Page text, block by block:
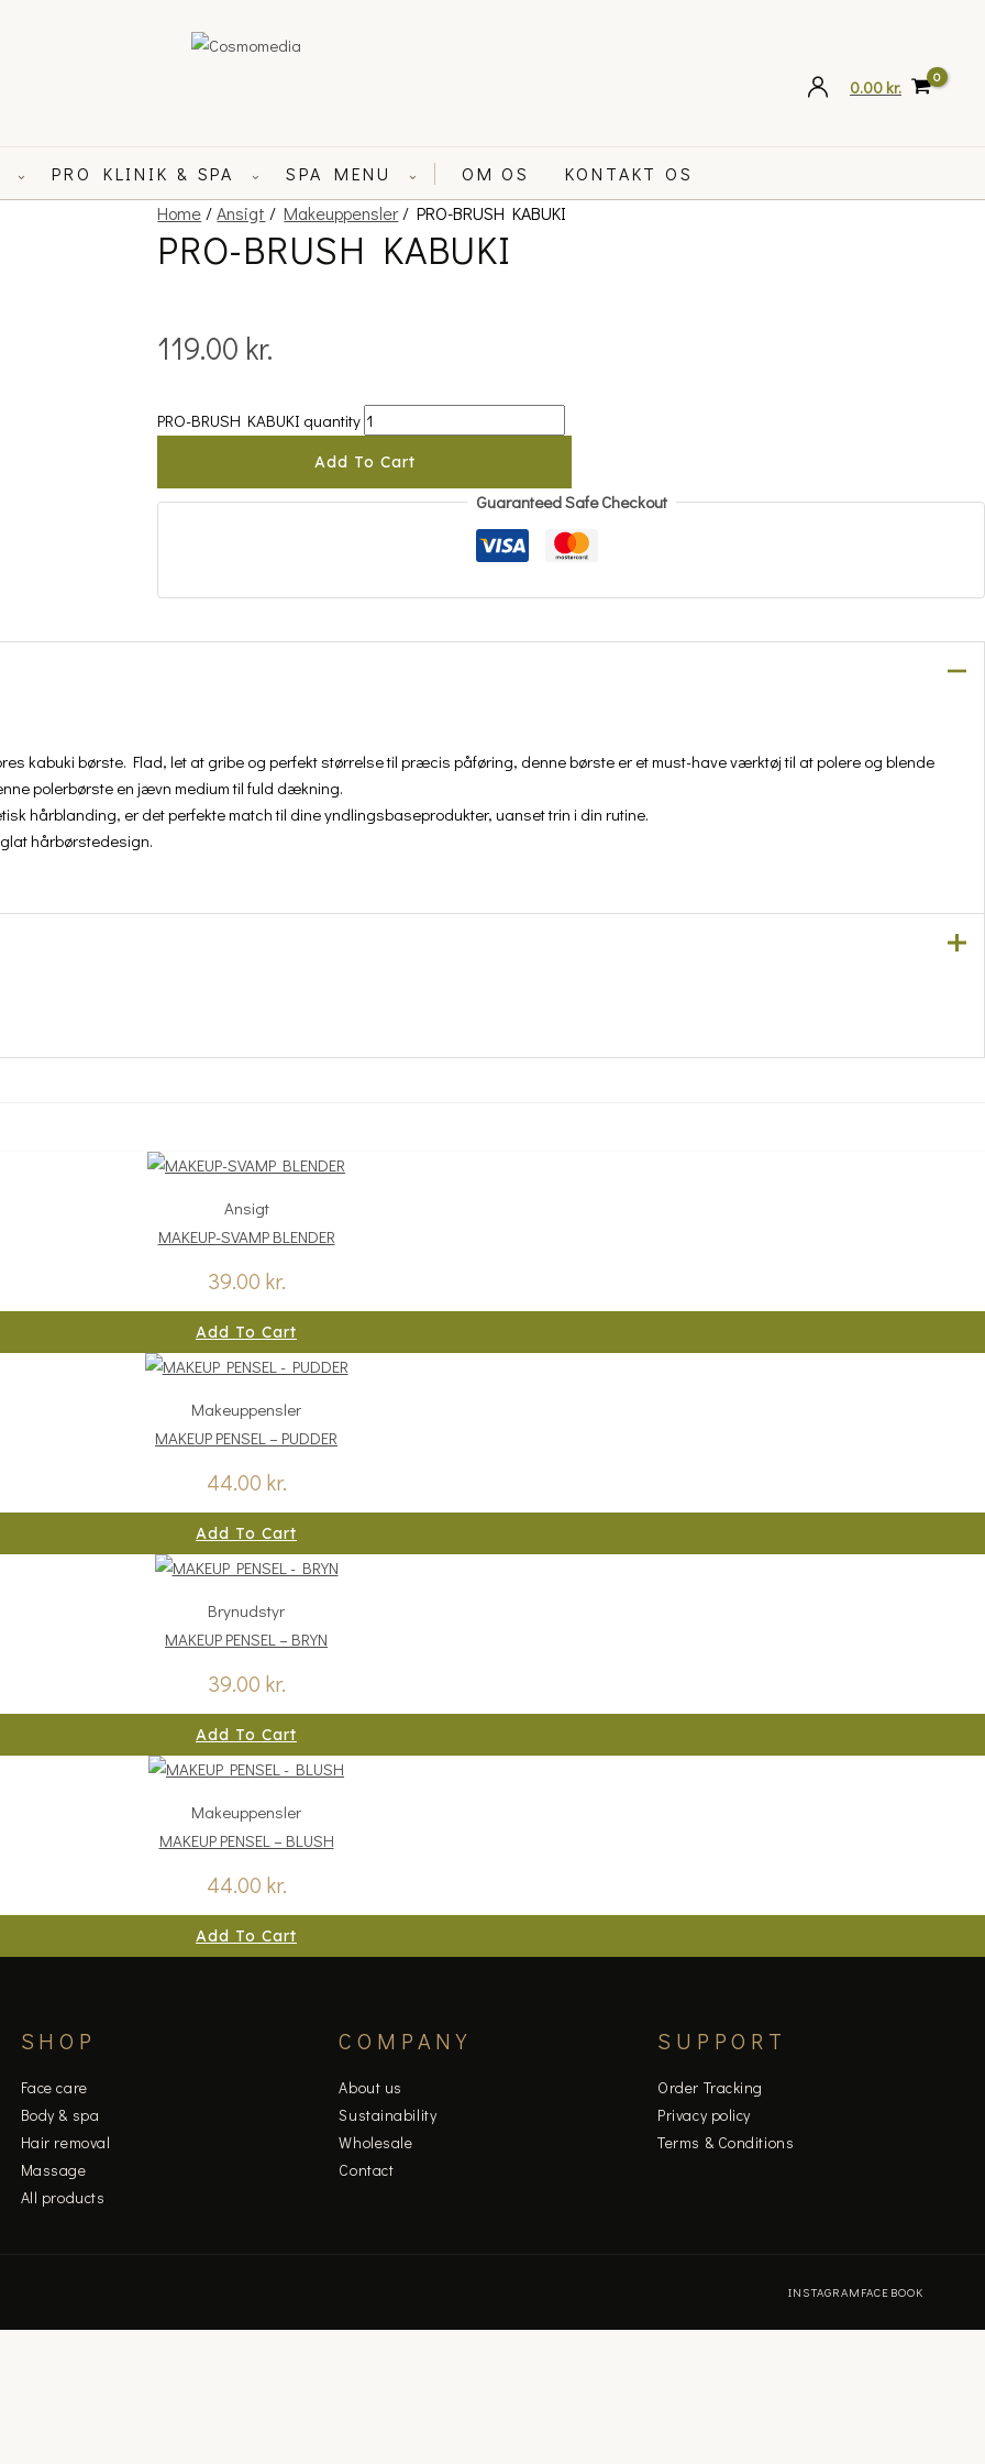
0.00 kr.
⌄ PRO KLINIK & SPA ⌄ SPA MENU ⌄ OM OS
KONTAKT OS
Home /Ansigt /Makeuppensler/ PRO-BRUSH KABUKI
PRO-BRUSH KABUKI
119.00 kr.
PRO-BRUSH KABUKI quantity
Add To Cart
Guaranteed Safe Checkout
kabuki børste. Flad, let at gribe og perfekt størrelse til præcis påføring, denne børste er et must-have værktøj til at polere og blende
polerbørste en jævn medium til fuld dækning.
hårblanding, er det perfekte match til dine yndlingsbaseprodukter, uanset trin i din rutine.
hårbørstedesign.
Ansigt
MAKEUP-SVAMP BLENDER
39.00 kr.
Add To Cart
Makeuppensler
MAKEUP PENSEL – PUDDER
44.00 kr.
Add To Cart
Brynudstyr
MAKEUP PENSEL – BRYN
39.00 kr.
Add To Cart
Makeuppensler
MAKEUP PENSEL – BLUSH
44.00 kr.
Add To Cart
SHOP
Face care
Body & spa
Hair removal
Massage
All products
COMPANY
About us
Sustainability
Wholesale
Contact
SUPPORT
Order Tracking
Privacy policy
Terms & Conditions
INSTAGRAM FACEBOOK